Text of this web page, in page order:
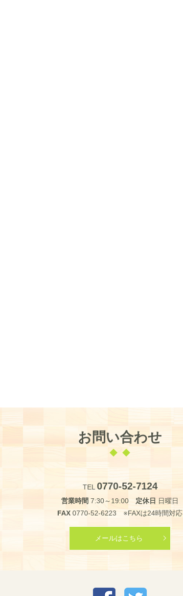
お問い合わせ
TEL 0770-52-7124
営業時間 7:30～19:00 定休日 日曜日
FAX 0770-52-6223 ※FAXは24時間対応
メールはこちら